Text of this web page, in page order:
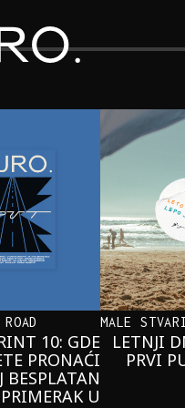
PROIZVOD
SELIMO SA
10: GDE
PRONAĆI
BESPLATAN
PRIMERAK U
MALE STVARI
LETNJI
PRVI